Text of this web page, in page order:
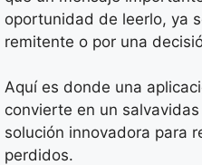
oportunidad de leerlo, ya
remitente o por una
Aquí es donde una
convierte en un
solución innovadora para
perdidos.